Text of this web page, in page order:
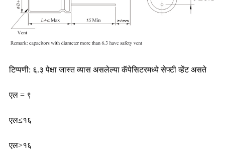
टिप्पणी: ६.३ पेक्षा जास्त व्यास असलेल्या कॅपेसिटरमध्ये सेफ्टी व्हेंट असते
एल = ९
एल≤१६
एल>१६